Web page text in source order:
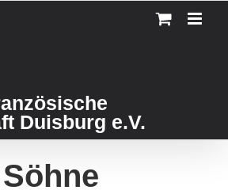
Duisburg e.V.
Söhne